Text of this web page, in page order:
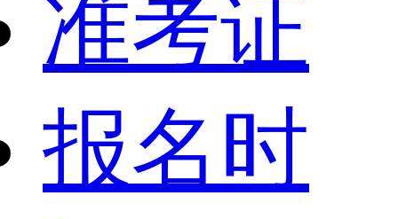
准考证
报名时